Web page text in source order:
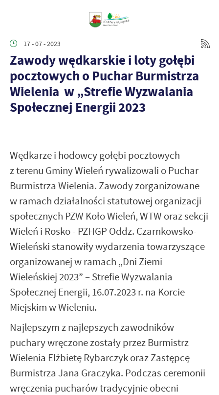
17 - 07 - 2023
Zawody wędkarskie i loty gołębi
pocztowych o Puchar Burmistrza
Wielenia w „Strefie Wyzwalania
Społecznej Energii 2023
Wędkarze i hodowcy gołębi pocztowych
z terenu Gminy Wieleń rywalizowali o Puchar
Burmistrza Wielenia. Zawody zorganizowane
w ramach działalności statutowej organizacji
społecznych PZW Koło Wieleń, WTW oraz sekcji
Wieleń i Rosko - PZHGP Oddz. Czarnkowsko-
Wieleński stanowiły wydarzenia towarzyszące
organizowanej w ramach „Dni Ziemi
Wieleńskiej 2023” – Strefie Wyzwalania
Społecznej Energii, 16.07.2023 r. na Korcie
Miejskim w Wieleniu.
Najlepszym z najlepszych zawodników
puchary wręczone zostały przez Burmistrz
Wielenia Elżbietę Rybarczyk oraz Zastępcę
Burmistrza Jana Graczyka. Podczas ceremonii
wręczenia pucharów tradycyjnie obecni